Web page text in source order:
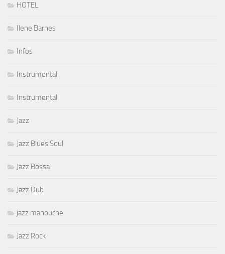
HOTEL
Ilene Barnes
Infos
Instrumental
Instrumental
Jazz
Jazz Blues Soul
Jazz Bossa
Jazz Dub
jazz manouche
Jazz Rock